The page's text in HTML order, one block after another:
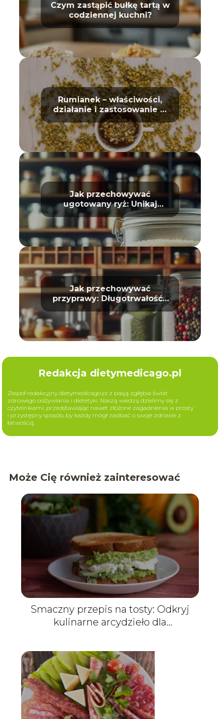
Czym zastąpić bułkę tartą w
codziennej kuchni?
Rumianek – właściwości,
działanie i zastosowanie w
domu oraz kosmetyce
Jak przechowywać
ugotowany ryż: Unikaj
zepsucia
Jak przechowywać
przyprawy: Długotrwałość i
aromat
Redakcja dietymedicago.pl
Zespół redakcyjny dietymedicago.pl z pasją zgłębia świat
zdrowego odżywiania i dietetyki. Naszą wiedzą dzielimy się z
czytelnikami, przedstawiając nawet złożone zagadnienia w prosty
i przystępny sposób, by każdy mógł zadbać o swoje zdrowie z
łatwością.
Może Cię również zainteresować
Smaczny przepis na tosty: Odkryj
kulinarne arcydzieło dla